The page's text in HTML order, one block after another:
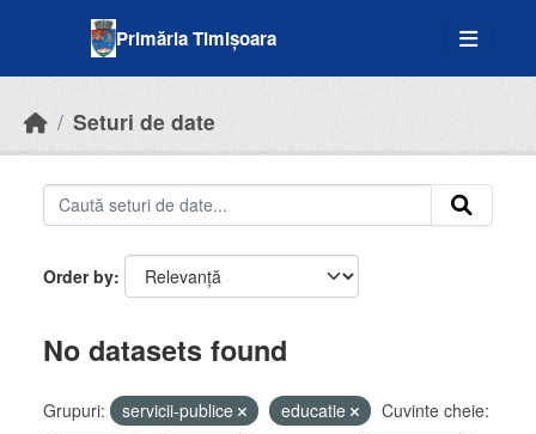
Primăria Timișoara
Seturi de date
Order by
No datasets found
Grupuri: servicii-publice educatie
Cuvinte cheie: